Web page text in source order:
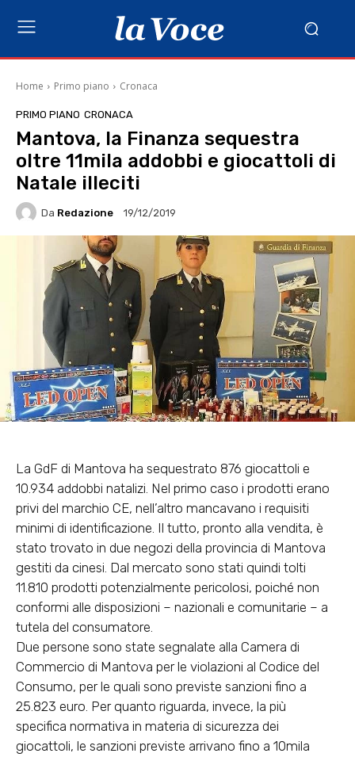
Home Primo piano Cronaca
PRIMO PIANO CRONACA
Mantova, la Finanza sequestra
oltre 11mila addobbi e giocattoli di
Natale illeciti
Da Redazione 19/12/2019
La GdF di Mantova ha sequestrato 876 giocattoli e
10.934 addobbi natalizi. Nel primo caso i prodotti erano
privi del marchio CE, nell’altro mancavano i requisiti
minimi di identificazione. Il tutto, pronto alla vendita, è
stato trovato in due negozi della provincia di Mantova
gestiti da cinesi. Dal mercato sono stati quindi tolti
11.810 prodotti potenzialmente pericolosi, poiché non
conformi alle disposizioni – nazionali e comunitarie – a
tutela del consumatore.
Due persone sono state segnalate alla Camera di
Commercio di Mantova per le violazioni al Codice del
Consumo, per le quali sono previste sanzioni fino a
25.823 euro. Per quanto riguarda, invece, la più
specifica normativa in materia di sicurezza dei
giocattoli, le sanzioni previste arrivano fino a 10mila